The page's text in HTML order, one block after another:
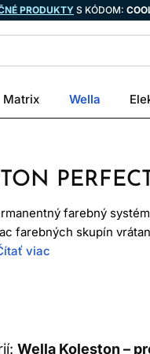
PRODUKTY S KÓDOM:
Matrix Wella
farebný
farebných skupín
vlasy z tejto línie sa
viac
Wella Koleston –